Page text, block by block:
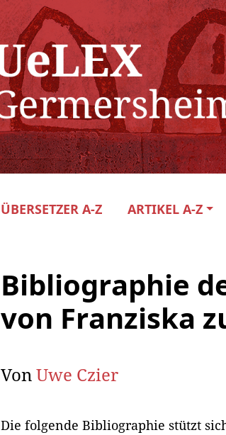
ÜBERSETZER A-Z ARTIKEL A-Z
Bibliographie
von Franziska
VonUwe Czier
Die folgende Bibliographie stützt